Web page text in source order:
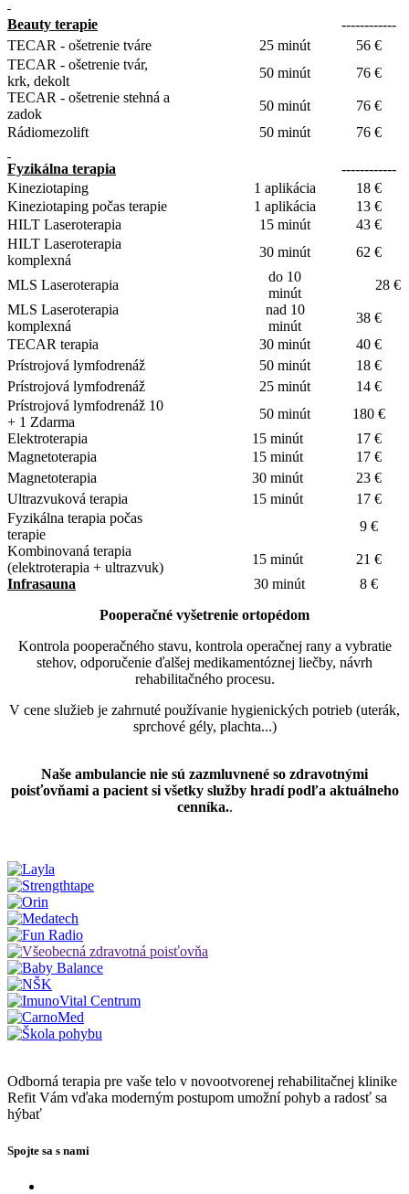
Beauty terapie
------------
TECAR - ošetrenie tváre
25 minút
56 €
TECAR - ošetrenie tvár,
krk, dekolt
50 minút
76 €
TECAR - ošetrenie stehná a
zadok
50 minút
76 €
Rádiomezolift
50 minút 76 €
Fyzikálna terapia
------------
Kineziotaping
1 aplikácia
18 €
Kineziotaping počas terapie
1 aplikácia
13 €
HILT Laseroterapia
15 minút
43 €
HILT Laseroterapia
komplexná
30 minút 62 €
MLS Laseroterapia
do 10
minút
28 €
MLS Laseroterapia
komplexná
nad 10
minút
38 €
TECAR terapia
30 minút
40 €
Prístrojová lymfodrenáž
50 minút
18 €
Prístrojová lymfodrenáž
25 minút
14 €
Prístrojová lymfodrenáž 10
+ 1 Zdarma
50 minút
180 €
Elektroterapia
15 minút
17 €
Magnetoterapia
15 minút
17 €
Magnetoterapia
30 minút
23 €
Ultrazvuková terapia
15 minút
17 €
Fyzikálna terapia počas
terapie
9 €
Kombinovaná terapia
(elektroterapia + ultrazvuk)
15 minút
21 €
Infrasauna
30 minút
8 €
Pooperačné vyšetrenie ortopédom
Kontrola pooperačného stavu, kontrola operačnej rany a vybratie
stehov, odporučenie ďalšej medikamentóznej liečby, návrh
rehabilitačného procesu.
V cene služieb je zahrnuté používanie hygienických potrieb (uterák,
sprchové gély, plachta...)
Naše ambulancie nie sú zazmluvnené so zdravotnými
poisťovňami a pacient si všetky služby hradí podľa aktuálneho
cenníka..
Odborná terapia pre vaše telo v novootvorenej rehabilitačnej klinike
Refit Vám vďaka moderným postupom umožní pohyb a radosť sa
hýbať
Spojte sa s nami